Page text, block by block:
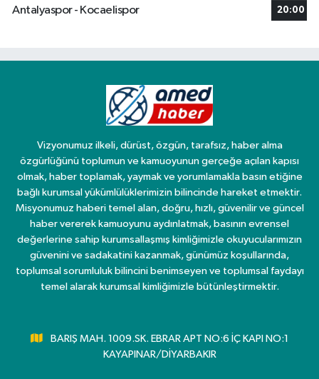
Antalyaspor - Kocaelispor 20:00
Vizyonumuz ilkeli, dürüst, özgün, tarafsız, haber alma
özgürlüğünü toplumun ve kamuoyunun gerçeğe açılan kapısı
olmak, haber toplamak, yaymak ve yorumlamakla basın etiğine
bağlı kurumsal yükümlülüklerimizin bilincinde hareket etmektir.
Misyonumuz haberi temel alan, doğru, hızlı, güvenilir ve güncel
haber vererek kamuoyunu aydınlatmak, basının evrensel
değerlerine sahip kurumsallaşmış kimliğimizle okuyucularımızın
güvenini ve sadakatini kazanmak, günümüz koşullarında,
toplumsal sorumluluk bilincini benimseyen ve toplumsal faydayı
temel alarak kurumsal kimliğimizle bütünleştirmektir.
BARIŞ MAH. 1009.SK. EBRAR APT NO:6 İÇ KAPI NO:1
KAYAPINAR/DİYARBAKIR